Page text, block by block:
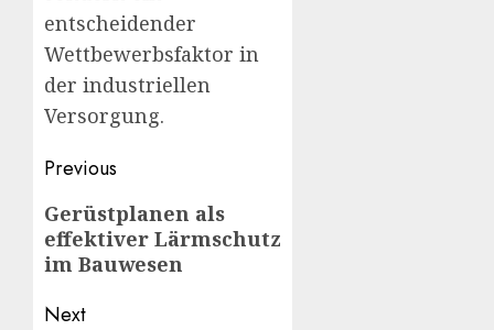
entscheidender
Wettbewerbsfaktor in
der industriellen
Versorgung.
Post
navigation
Previous
Previous
post:
Gerüstplanen als
effektiver Lärmschutz
im Bauwesen
Next